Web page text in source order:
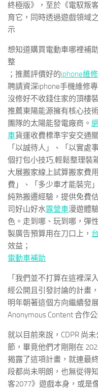
終極版》，至於《電馭叛
育它，同時透過遊戲領域
示
想知道購買電動車哪裡補
整
；推薦評價好的iphone維修
聘請資深iphone手機維修
沒修好不收錢住家的頂樓
推薦東陽能源擁有核心技
團隊的太陽能發電廠商。
車貨運收費標準宇安交通
「以誠待人」、「以實處
個打包小技巧,輕鬆整理裝
大展搬家線上試算搬家費
費」、「多少車才能裝完」
純熟搬遷經驗，提供免費
司好山好水露營車漫遊體
色。走到哪、玩到哪，彈
製廣告預算用在刀口上，
效益；
電動車補助
「我們並不打算在這裡深
經公開且引發討論的計畫
明年朝著這個方向繼續發
Anonymous Content 合作
就以目前來說，CDPR 尚
節，畢竟他們才剛剛在
揭露了這項計畫，就連最
段都尚未明朗，也無從得
客2077》遊戲本身，或是